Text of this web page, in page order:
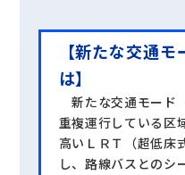
【新たな交通
は】
新たな交通モード
重複運行している区
高いＬＲＴ（超低床
し、路線バスとのシ